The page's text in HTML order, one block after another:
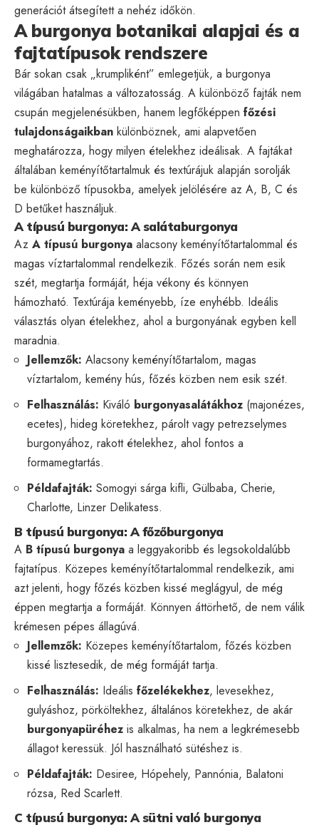
generációt átsegített a nehéz időkön.
A burgonya botanikai alapjai és a
fajtatípusok rendszere
Bár sokan csak „krumpliként” emlegetjük, a burgonya
világában hatalmas a változatosság. A különböző fajták nem
csupán megjelenésükben, hanem legfőképpen főzési
tulajdonságaikban különböznek, ami alapvetően
meghatározza, hogy milyen ételekhez ideálisak. A fajtákat
általában keményítőtartalmuk és textúrájuk alapján sorolják
be különböző típusokba, amelyek jelölésére az A, B, C és
D betűket használjuk.
A típusú burgonya: A salátaburgonya
Az A típusú burgonya alacsony keményítőtartalommal és
magas víztartalommal rendelkezik. Főzés során nem esik
szét, megtartja formáját, héja vékony és könnyen
hámozható. Textúrája keményebb, íze enyhébb. Ideális
választás olyan ételekhez, ahol a burgonyának egyben kell
maradnia.
Jellemzők: Alacsony keményítőtartalom, magas
víztartalom, kemény hús, főzés közben nem esik szét.
Felhasználás: Kiváló burgonyasalátákhoz (majonézes,
ecetes), hideg köretekhez, párolt vagy petrezselymes
burgonyához, rakott ételekhez, ahol fontos a
formamegtartás.
Példafajták: Somogyi sárga kifli, Gülbaba, Cherie,
Charlotte, Linzer Delikatess.
B típusú burgonya: A főzőburgonya
A B típusú burgonya a leggyakoribb és legsokoldalúbb
fajtatípus. Közepes keményítőtartalommal rendelkezik, ami
azt jelenti, hogy főzés közben kissé meglágyul, de még
éppen megtartja a formáját. Könnyen áttörhető, de nem válik
krémesen pépes állagúvá.
Jellemzők: Közepes keményítőtartalom, főzés közben
kissé lisztesedik, de még formáját tartja.
Felhasználás: Ideális főzelékekhez, levesekhez,
gulyáshoz, pörköltekhez, általános köretekhez, de akár
burgonyapüréhez is alkalmas, ha nem a legkrémesebb
állagot keressük. Jól használható sütéshez is.
Példafajták: Desiree, Hópehely, Pannónia, Balatoni
rózsa, Red Scarlett.
C típusú burgonya: A sütni való burgonya